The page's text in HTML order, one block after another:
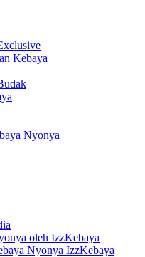
Kebaya
Nyonya
oleh IzzKebaya
Nyonya IzzKebaya